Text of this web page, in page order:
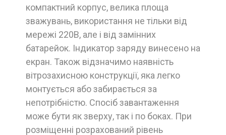
компактний корпус, велика площа
зважувань, використання не тільки від
мережі 220В, але і від замінних
батарейок. Індикатор заряду винесено на
екран. Також відзначимо наявність
вітрозахисною конструкції, яка легко
монтується або забирається за
непотрібністю. Спосіб завантаження
може бути як зверху, так і по боках. При
розміщенні розрахований рівень